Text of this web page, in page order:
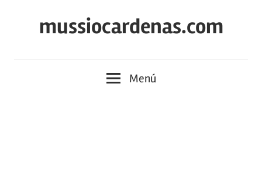
mussiocardenas.com
Menú